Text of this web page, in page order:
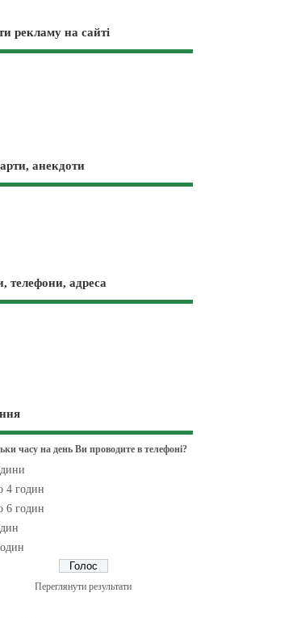
рекламу на сайті
анекдоти
телефони, адреса
часу на день Ви проводите в телефоні?
4 годин
6 годин
Переглянути результати